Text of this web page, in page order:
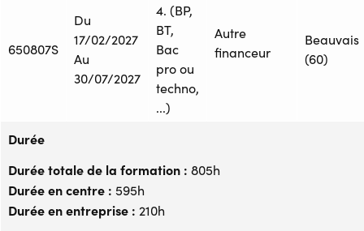
650807S
Du
17/02/2027
Au
30/07/2027
4. (BP,
BT,
Bac
pro ou
techno,
...)
Autre
financeur
Beauvais
(60)
Durée
Durée totale de la formation : 805h
Durée en centre : 595h
Durée en entreprise : 210h